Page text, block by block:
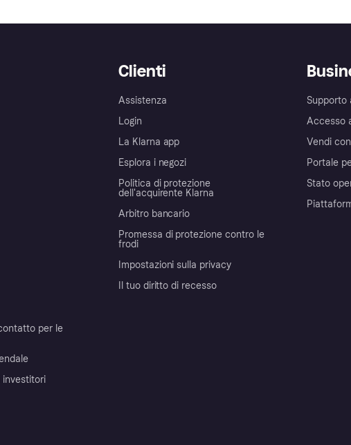
per le
investitori
Clienti
Assistenza
Login
La Klarna app
Esplora i negozi
Politica di protezione
dell'acquirente Klarna
Arbitro bancario
Promessa di protezione contro le
frodi
Impostazioni sulla privacy
Il tuo diritto di recesso
Supporto
Accesso
Vendi
Portale
Stato